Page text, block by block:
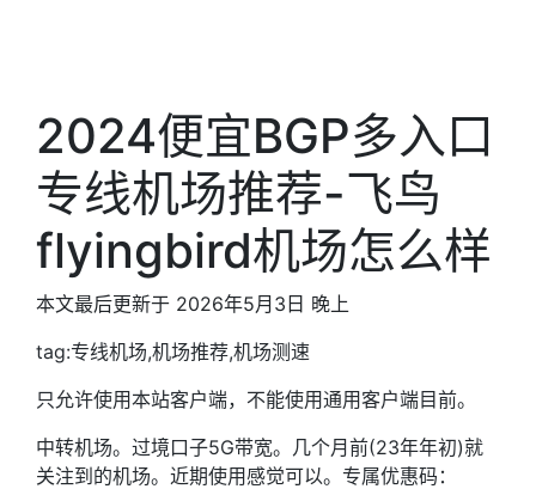
2024便宜BGP多入口
专线机场推荐-飞鸟
flyingbird机场怎么样
本文最后更新于 2026年5月3日 晚上
tag:专线机场,机场推荐,机场测速
只允许使用本站客户端，不能使用通用客户端目前。
中转机场。过境口子5G带宽。几个月前(23年年初)就
关注到的机场。近期使用感觉可以。专属优惠码：